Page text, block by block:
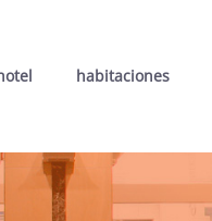
habitaciones